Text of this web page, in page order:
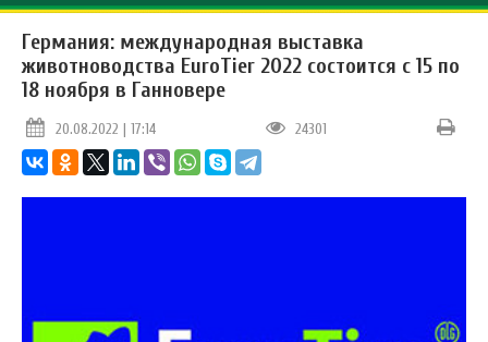
Германия: международная выставка
животноводства EuroTier 2022 состоится с 15 по
18 ноября в Ганновере
20.08.2022 | 17:14 24301